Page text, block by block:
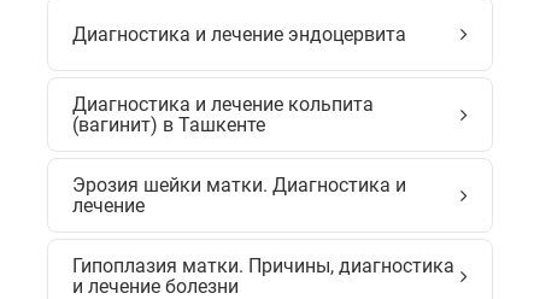
Диагностика и лечение эндоцервита
Диагностика и лечение кольпита
(вагинит) в Ташкенте
Эрозия шейки матки. Диагностика и
лечение
Гипоплазия матки. Причины, диагностика
и лечение болезни